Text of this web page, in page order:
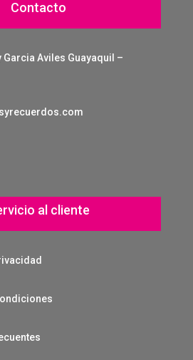
Contacto
Garcia Aviles Guayaquil –
al cliente